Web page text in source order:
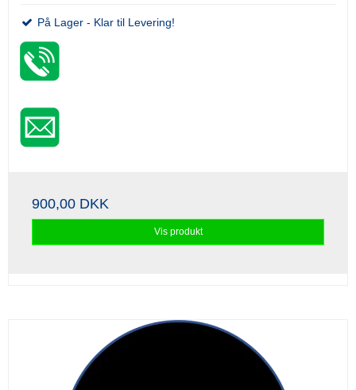
På Lager - Klar til Levering!
900,00 DKK
Vis produkt